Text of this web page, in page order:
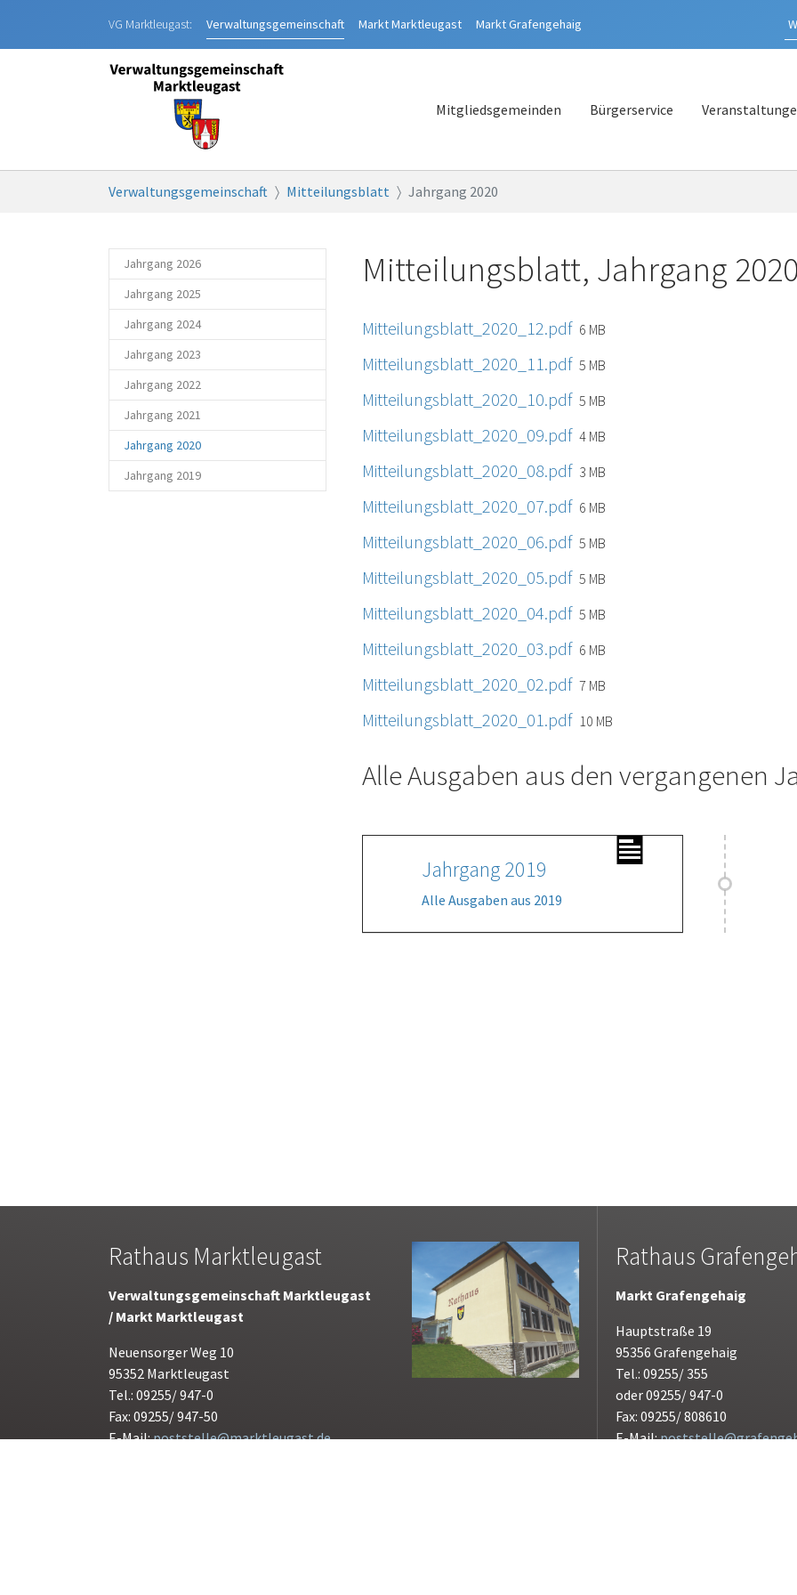
VG Marktleugast: Verwaltungsgemeinschaft MarktMarktleugast MarktGrafengehaig
Mitgliedsgemeinden Bürgerservice
Verwaltungsgemeinschaft Mitteilungsblatt Jahrgang 2020
Jahrgang 2026
Jahrgang 2025
Jahrgang 2024
Jahrgang 2023
Jahrgang 2022
Jahrgang 2021
Jahrgang 2020(current)
Jahrgang 2019
Mitteilungsblatt, Jahrgang 2020
Mitteilungsblatt_2020_12.pdf 6 MB
Mitteilungsblatt_2020_11.pdf 5 MB
Mitteilungsblatt_2020_10.pdf 5 MB
Mitteilungsblatt_2020_09.pdf 4 MB
Mitteilungsblatt_2020_08.pdf 3 MB
Mitteilungsblatt_2020_07.pdf 6 MB
Mitteilungsblatt_2020_06.pdf 5 MB
Mitteilungsblatt_2020_05.pdf 5 MB
Mitteilungsblatt_2020_04.pdf 5 MB
Mitteilungsblatt_2020_03.pdf 6 MB
Mitteilungsblatt_2020_02.pdf 7 MB
Mitteilungsblatt_2020_01.pdf 10 MB
Alle Ausgaben aus den vergangenen
Jahrgang 2019
Alle Ausgaben aus 2019
Rathaus Marktleugast
Verwaltungsgemeinschaft Marktleugast
/ Markt Marktleugast
Neuensorger Weg 10
95352 Marktleugast
Tel.: 09255/ 947-0
Fax: 09255/ 947-50
E-Mail:poststelle@marktleugast.de
Rathaus
Markt Grafengehaig
Hauptstraße 19
95356 Grafengehaig
Tel.: 09255/ 355
oder 09255/ 947-0
Fax: 09255/ 808610
E-Mail: